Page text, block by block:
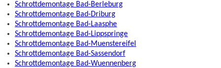
Schrottdemontage Bad-Berleburg
Schrottdemontage Bad-Driburg
Schrottdemontage Bad-Laasphe
Schrottdemontage Bad-Lippspringe
Schrottdemontage Bad-Muenstereifel
Schrottdemontage Bad-Sassendorf
Schrottdemontage Bad-Wuennenberg